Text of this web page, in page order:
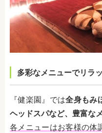
多彩なメニューでリラ
『健楽園』では全身もみ
ヘッドスパなど、豊富な
各メニューはお客様の体